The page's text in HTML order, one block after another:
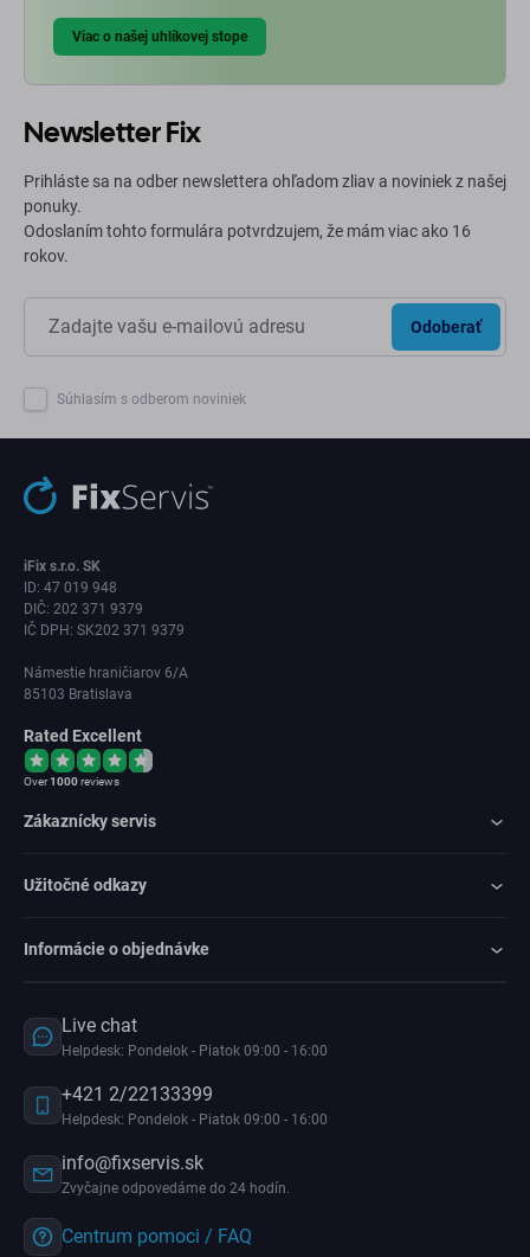
Viac o našej uhlíkovej stope
Newsletter Fix
Prihláste sa na odber newslettera ohľadom zliav a noviniek z našej
ponuky.
Odoslaním tohto formulára potvrdzujem, že mám viac ako 16
rokov.
Odoberať
Súhlasím s odberom noviniek
iFix s.r.o. SK
ID: 47 019 948
DIČ: 202 371 9379
IČ DPH: SK202 371 9379
Námestie hraničiarov 6/A
85103 Bratislava
Rated Excellent
Over1000reviews
Zákaznícky servis
Užitočné odkazy
Informácie o objednávke
Live chat
Helpdesk: Pondelok - Piatok 09:00 - 16:00
+421 2/22133399
Helpdesk: Pondelok - Piatok 09:00 - 16:00
info@fixservis.sk
Zvyčajne odpovedáme do 24 hodín.
Centrum pomoci / FAQ